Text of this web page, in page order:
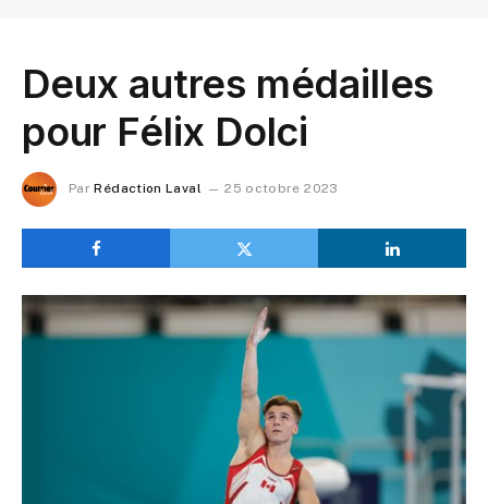
Deux autres médailles
pour Félix Dolci
Par Rédaction Laval 25 octobre 2023